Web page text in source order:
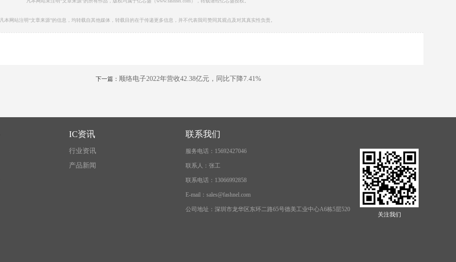
凡本网站注明“文章来源”的信息，均转载自其他媒体，转载目的在于传递更多信息，并不代表我司赞同其观点及对其真实性负责。
下一篇： 顺络电子2022年营收42.38亿元，同比下降7.41%
IC资讯
行业资讯
产品新闻
联系我们
服务电话：15692427046
联系人：张工
联系电话：13066992858
E-mail：sales@fashnel.com
公司地址：深圳市龙华区东环二路65号德美工业中心A6栋5层520
关注我们